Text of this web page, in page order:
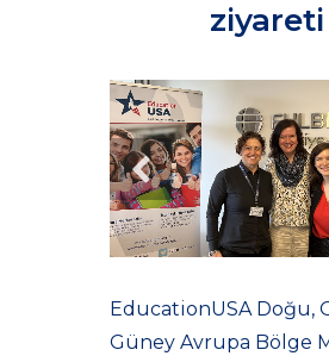
ziyareti
EducationUSA Doğu,
Güney Avrupa Bölge